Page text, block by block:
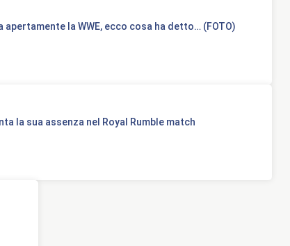
apertamente la WWE, ecco cosa ha detto… (FOTO)
la sua assenza nel Royal Rumble match